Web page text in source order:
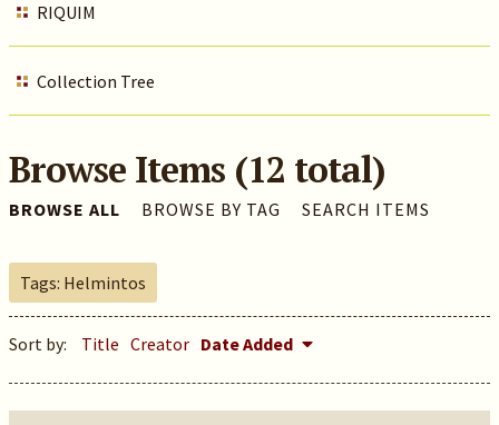
RIQUIM
Collection Tree
Browse Items (12 total)
BROWSE ALL BROWSE BY TAG SEARCH ITEMS
Tags: Helmintos
Sort by: Title Creator Date Added